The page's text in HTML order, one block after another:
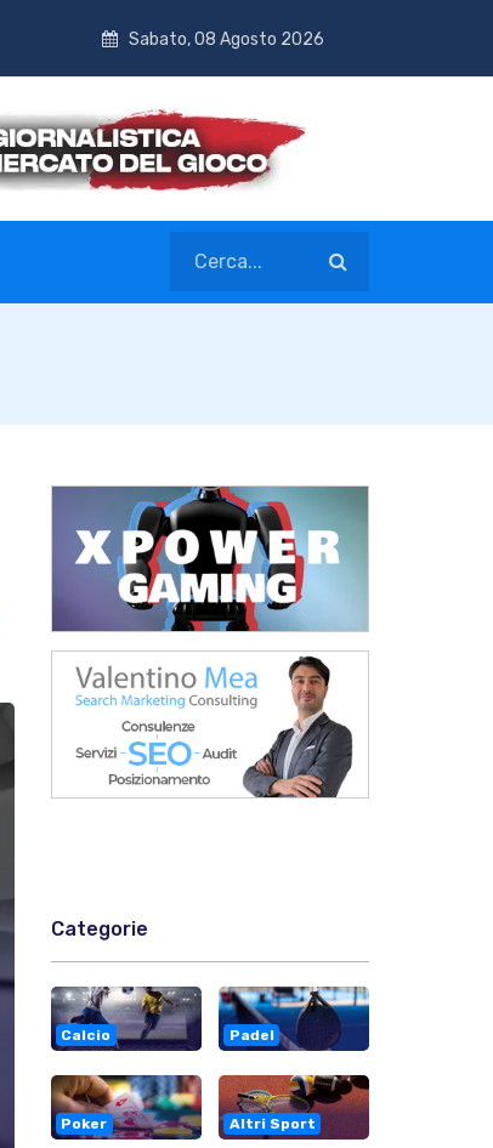
Sabato, 08 Agosto 2026
Categorie
Calcio Padel
Poker Altri Sport